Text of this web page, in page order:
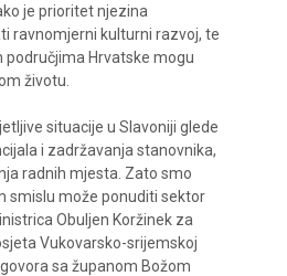
je prioritet njezina
ravnomjerni kulturni razvoj, te
područjima Hrvatske mogu
životu.
situacije u Slavoniji glede
i zadržavanja stanovnika,
radnih mjesta. Zato smo
smislu može ponuditi sektor
Obuljen Koržinek za
Vukovarsko-srijemskoj
sa županom Božom